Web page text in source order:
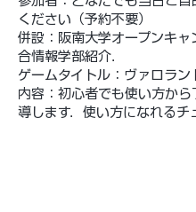
ください（予約不要）
併設：阪南大学オープンキャ
合情報学部紹介．
ゲームタイトル：ヴァロラン
内容：初心者でも使い方から
導します．使い方になれるチ